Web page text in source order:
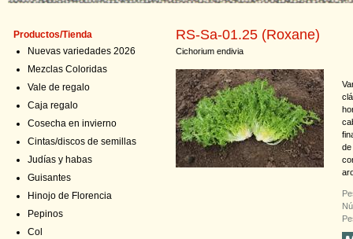
Productos/Tienda
Nuevas variedades 2026
Mezclas Coloridas
Vale de regalo
Caja regalo
Cosecha en invierno
Cintas/discos de semillas
Judías y habas
Guisantes
Hinojo de Florencia
Pepinos
Col
RS-Sa-01.25 (Roxane)
Cichorium endivia